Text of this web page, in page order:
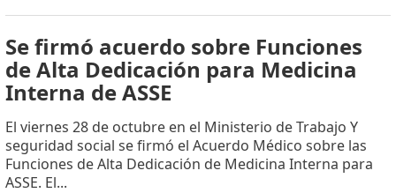
Se firmó acuerdo sobre Funciones
de Alta Dedicación para Medicina
Interna de ASSE
El viernes 28 de octubre en el Ministerio de Trabajo Y
seguridad social se firmó el Acuerdo Médico sobre las
Funciones de Alta Dedicación de Medicina Interna para
ASSE. El...